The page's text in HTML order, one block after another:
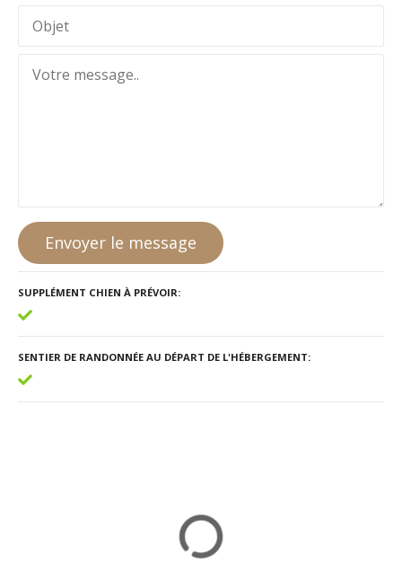
Envoyer le message
SUPPLÉMENT CHIEN À PRÉVOIR
SENTIER DE RANDONNÉE AU DÉPART DE L'HÉBERGEMENT